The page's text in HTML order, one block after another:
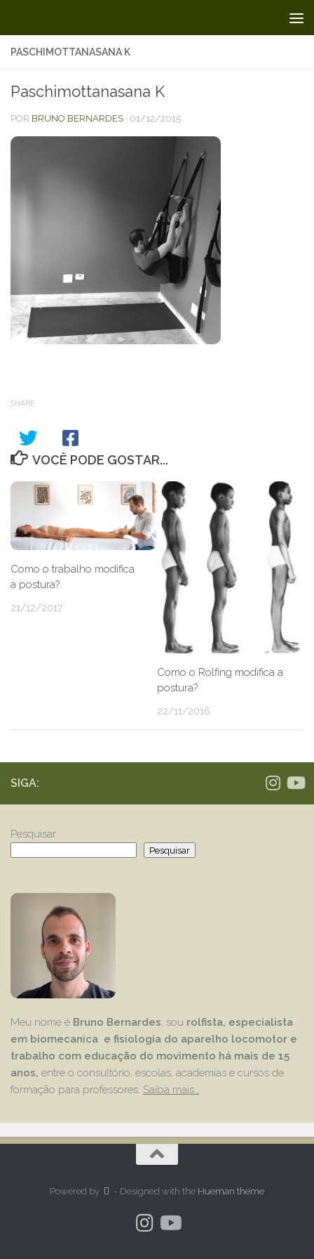
PASCHIMOTTANASANA K
Paschimottanasana K
POR BRUNO BERNARDES · 01/12/2015
SHARE
VOCÊ PODE GOSTAR...
Como o trabalho modifica
a postura?
21/12/2017
Como o Rolfing modifica a
postura?
22/11/2016
SIGA:
Pesquisar
Pesquisar
Meu nome é Bruno Bernardes, sou rolfista, especialista
em biomecanica e fisiologia do aparelho locomotor e
trabalho com educação do movimento há mais de 15
anos, entre o consultório, escolas, academias e cursos de
formação para professores. Saiba mais…
Powered by - Designed with the Hueman theme